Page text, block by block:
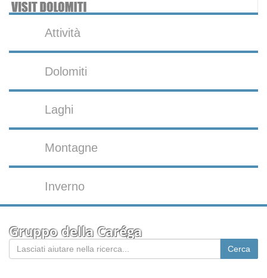
Attività
Dolomiti
Laghi
Montagne
Inverno
Gruppo della Caréga